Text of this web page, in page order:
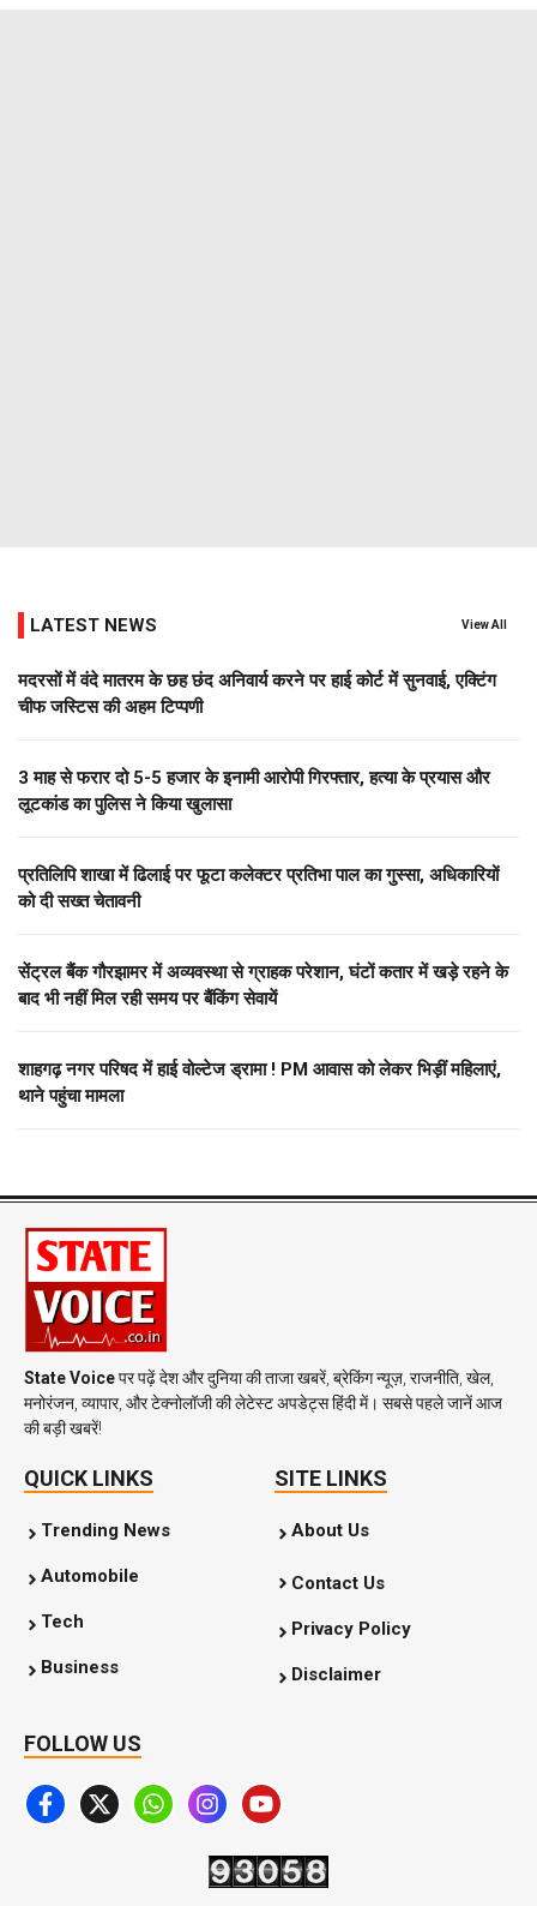
LATEST NEWS View All
मदरसों में वंदे मातरम के छह छंद अनिवार्य करने पर हाई कोर्ट में सुनवाई, एक्टिंग
चीफ जस्टिस की अहम टिप्पणी
3 माह से फरार दो ₹5-5 हजार के इनामी आरोपी गिरफ्तार, हत्या के प्रयास और
लूटकांड का पुलिस ने किया खुलासा
प्रतिलिपि शाखा में ढिलाई पर फूटा कलेक्टर प्रतिभा पाल का गुस्सा, अधिकारियों
को दी सख्त चेतावनी
सेंट्रल बैंक गौरझामर में अव्यवस्था से ग्राहक परेशान, घंटों कतार में खड़े रहने के
बाद भी नहीं मिल रही समय पर बैंकिंग सेवायें
शाहगढ़ नगर परिषद में हाई वोल्टेज ड्रामा ! PM आवास को लेकर भिड़ीं महिलाएं,
थाने पहुंचा मामला
State Voiceपर पढ़ें देश और दुनिया की ताजा खबरें, ब्रेकिंग न्यूज़, राजनीति, खेल,
मनोरंजन, व्यापार, और टेक्नोलॉजी की लेटेस्ट अपडेट्स हिंदी में। सबसे पहले जानें आज
की बड़ी खबरें!
QUICK LINKS
Trending News
Automobile
Tech
Business
SITE LINKS
About Us
Contact Us
Privacy Policy
Disclaimer
FOLLOW US